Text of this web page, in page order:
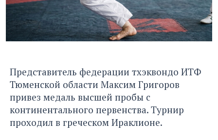
Представитель федерации тхэквондо ИТФ
Тюменской области Максим Григоров
привез медаль высшей пробы с
континентального первенства. Турнир
проходил в греческом Ираклионе.